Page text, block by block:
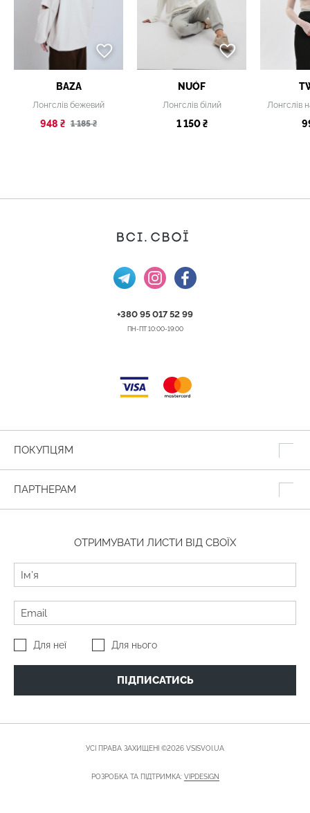
BAZA
Лонгслів бежевий
948 ₴ 1 185 ₴
NUÓF
Лонгслів білий
1 150 ₴
+380 95 017 52 99
ПН-ПТ 10:00-19:00
ПОКУПЦЯМ
ПАРТНЕРАМ
ОТРИМУВАТИ ЛИСТИ ВІД СВОЇХ
Для неї Для нього
ПІДПИСАТИСЬ
УСІ ПРАВА ЗАХИЩЕНІ ©2026 VSISVOI.UA
РОЗРОБКА ТА ПІДТРИМКА: VIPDESIGN